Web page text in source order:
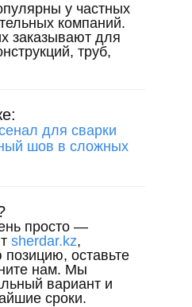
у частных
компаний.
заказывают для
труб,
для сварки
шов в сложных
просто —
sherdar.kz,
оставьте
нам. Мы
вариант и
сроки.